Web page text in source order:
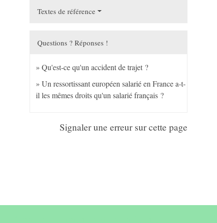
Textes de référence
Questions ? Réponses !
Qu'est-ce qu'un accident de trajet ?
Un ressortissant européen salarié en France a-t-
il les mêmes droits qu'un salarié français ?
Signaler une erreur sur cette page